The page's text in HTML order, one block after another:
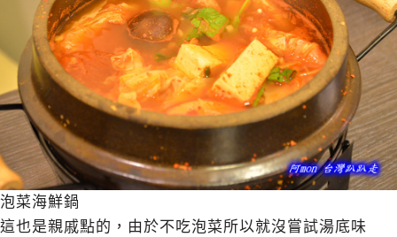
泡菜海鮮鍋
這也是親戚點的，由於不吃泡菜所以就沒嘗試湯底味